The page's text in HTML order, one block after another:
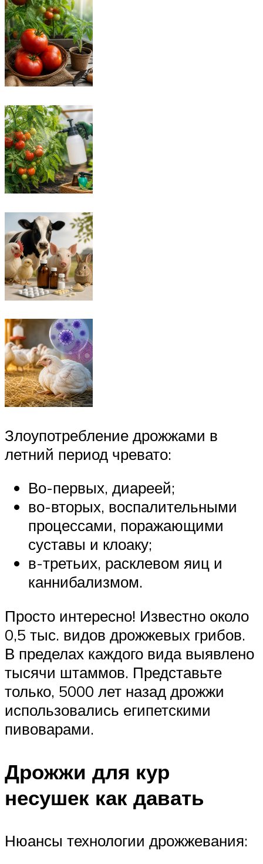
Злоупотребление дрожжами в
летний период чревато:
Во-первых, диареей;
во-вторых, воспалительными
процессами, поражающими
суставы и клоаку;
в-третьих, расклевом яиц и
каннибализмом.
Просто интересно! Известно около
0,5 тыс. видов дрожжевых грибов.
В пределах каждого вида выявлено
тысячи штаммов. Представьте
только, 5000 лет назад дрожжи
использовались египетскими
пивоварами.
Дрожжи для кур
несушек как давать
Нюансы технологии дрожжевания: